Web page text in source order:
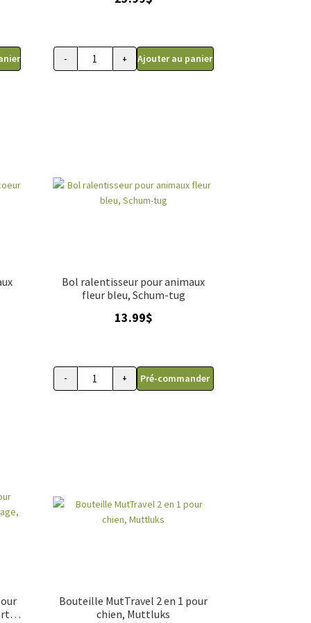
pour chien et chat, Vanness 2 lb
quantité de Contenant pour animaux en plastique
- + Ajouter au panier
Bol ralentisseur pour animaux
fleur bleu, Schum-tug
13.99$
quantité de Bol ralentisseur pour animaux fleur
- + Pré-commander
Bouteille MutTravel 2 en 1 pour
chien, Muttluks